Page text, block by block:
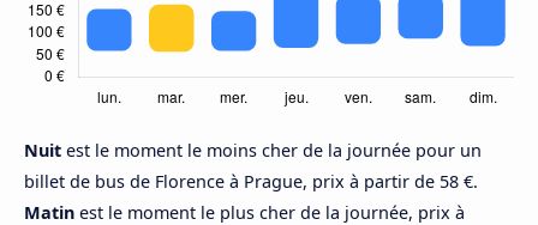
Nuit est le moment le moins cher de la journée pour un
billet de bus de Florence à Prague, prix à partir de 58 €.
Matin est le moment le plus cher de la journée, prix à